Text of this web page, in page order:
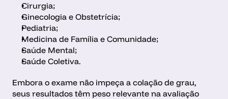
Cirurgia;
Ginecologia e Obstetrícia;
Pediatria;
Medicina de Família e Comunidade;
Saúde Mental;
Saúde Coletiva.
Embora o exame não impeça a colação de grau,
seus resultados têm peso relevante na avaliação